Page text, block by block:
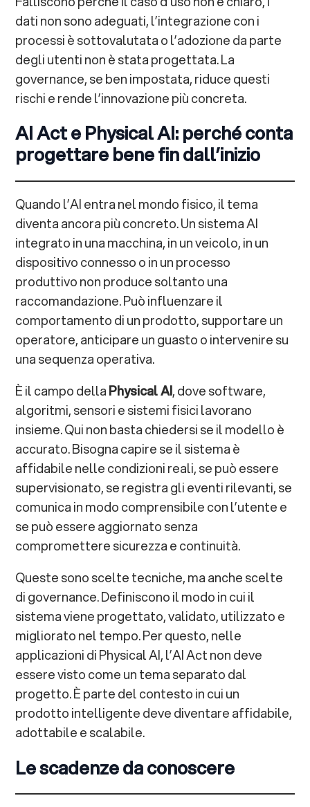
dati non sono adeguati, l’integrazione con i
processi è sottovalutata o l’adozione da parte
degli utenti non è stata progettata. La
governance, se ben impostata, riduce questi
rischi e rende l’innovazione più concreta.
AI Act e Physical AI: perché conta
progettare bene fin dall’inizio
Quando l’AI entra nel mondo fisico, il tema
diventa ancora più concreto. Un sistema AI
integrato in una macchina, in un veicolo, in un
dispositivo connesso o in un processo
produttivo non produce soltanto una
raccomandazione. Può influenzare il
comportamento di un prodotto, supportare un
operatore, anticipare un guasto o intervenire su
una sequenza operativa.
È il campo dellaPhysical AI, dove software,
algoritmi, sensori e sistemi fisici lavorano
insieme. Qui non basta chiedersi se il modello è
accurato. Bisogna capire se il sistema è
affidabile nelle condizioni reali, se può essere
supervisionato, se registra gli eventi rilevanti, se
comunica in modo comprensibile con l’utente e
se può essere aggiornato senza
compromettere sicurezza e continuità.
Queste sono scelte tecniche, ma anche scelte
di governance. Definiscono il modo in cui il
sistema viene progettato, validato, utilizzato e
migliorato nel tempo. Per questo, nelle
applicazioni di Physical AI, l’AI Act non deve
essere visto come un tema separato dal
progetto. È parte del contesto in cui un
prodotto intelligente deve diventare affidabile,
adottabile e scalabile.
Le scadenze da conoscere